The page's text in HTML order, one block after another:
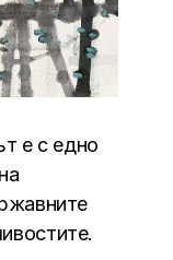
е с едно